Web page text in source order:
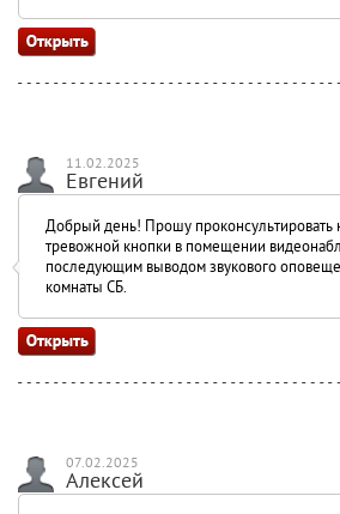
11.02.2025
Евгений
Добрый день! Прошу проконсультировать
тревожной кнопки в помещении
последующим выводом звукового
комнаты СБ.
07.02.2025
Алексей